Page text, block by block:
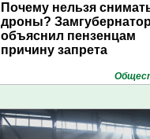
Почему нельзя
дроны?
объяснил пензенцам
причину запрета